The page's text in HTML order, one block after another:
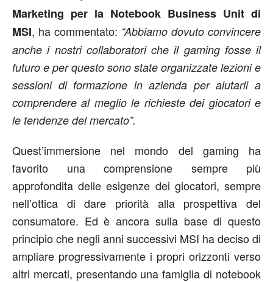
Marketing per la Notebook Business Unit di
MSI, ha commentato: “Abbiamo dovuto convincere
anche i nostri collaboratori che il gaming fosse il
futuro e per questo sono state organizzate lezioni e
sessioni di formazione in azienda per aiutarli a
comprendere al meglio le richieste dei giocatori e
le tendenze del mercato”.
Quest’immersione nel mondo del gaming ha
favorito una comprensione sempre più
approfondita delle esigenze dei giocatori, sempre
nell’ottica di dare priorità alla prospettiva del
consumatore. Ed è ancora sulla base di questo
principio che negli anni successivi MSI ha deciso di
ampliare progressivamente i propri orizzonti verso
altri mercati, presentando una famiglia di notebook